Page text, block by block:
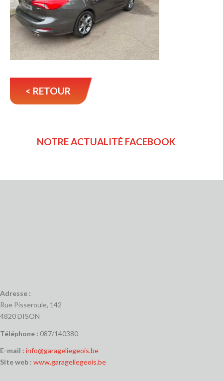
< RETOUR
NOTRE ACTUALITÉ FACEBOOK
Adresse :
Rue Pisseroule, 142
4820 DISON
Téléphone : 087/140380
E-mail : info@garageliegeois.be
Site web : www.garageliegeois.be